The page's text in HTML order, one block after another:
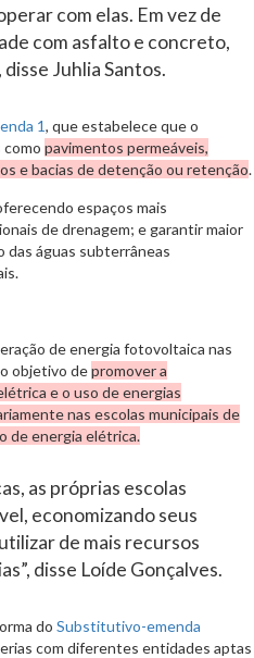
com elas. Em vez de
com asfalto e concreto,
Juhlia Santos.
1, que estabelece que o
como pavimentos permeáveis,
e bacias de detenção ou retenção.
espaços mais
de drenagem; e garantir maior
das águas subterrâneas
de energia fotovoltaica nas
objetivo depromover a
e o uso de energias
nas escolas municipais de
de energia elétrica.
as próprias escolas
economizando seus
de mais recursos
disse Loíde Gonçalves.
do Substitutivo-emenda
com diferentes entidades aptas